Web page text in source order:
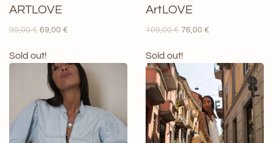
ARTLOVE
99,00€ Il
originale
era:
99,00 €.
69,00 €
è:
69,00 €.
Sold out!
ArtLOVE
109,00€ Il
originale
era:
109,00 €.
76,00 €
è:
76,00 €.
Sold out!